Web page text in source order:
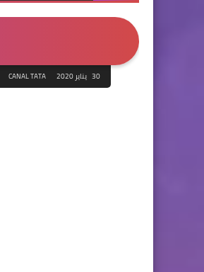
30 يناير 2020 CANAL TATA